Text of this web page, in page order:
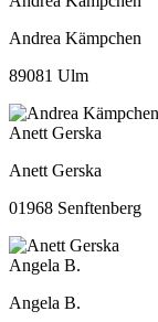
Andrea Kämpchen
89081 Ulm
Anett Gerska
Anett Gerska
01968 Senftenberg
Angela B.
Angela B.